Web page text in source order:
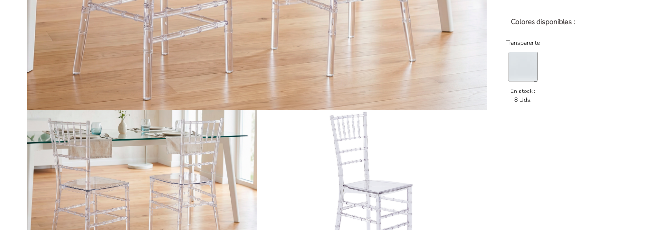
Colores disponibles :
Transparente
En stock :
8 Uds.